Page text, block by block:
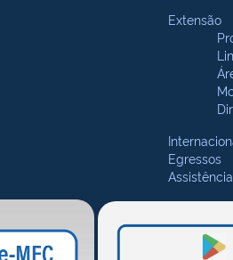
Extensão
Egressos